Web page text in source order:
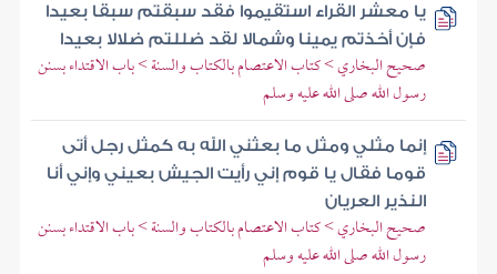
يا معشر القراء استقيموا فقد سبقتم سبقا بعيدا
فإن أخذتم يمينا وشمالا لقد ضللتم ضلالا بعيدا
صحيح البخاري > كتاب الاعتصام بالكتاب والسنة > باب الاقتداء بسنن
رسول الله صلى الله عليه وسلم
إنما مثلي ومثل ما بعثني الله به كمثل رجل أتى
قوما فقال يا قوم إني رأيت الجيش بعيني وإني أنا
النذير العريان
صحيح البخاري > كتاب الاعتصام بالكتاب والسنة > باب الاقتداء بسنن
رسول الله صلى الله عليه وسلم